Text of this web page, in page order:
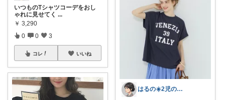
いつものTシャツコーデをおし
ゃれに見せてく ...
￥ 3,290
0 0 3
コレ いいね
はるの☀️2児のママ𓂃◌𓈒𓐍